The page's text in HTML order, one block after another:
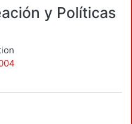
y Políticas